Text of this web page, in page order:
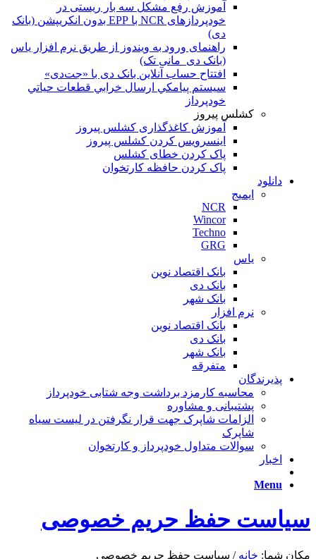
آموزش رفع مشکل سه بار ریستی در
خودپردازهای NCR با EPP بدون‌ انکریپشن (بانک
دی)
راهنمای ورود به ویندوز از طریق نرم افزار یاس
(بانک دی_مانی تک)
افتتاح حساب آنلاین بانک دی با «جت‌دی»
سيستم پيامكي ارسال خرابي قطعات حياتي
خودپرداز
کشلس پیروز
آموزش کاغذگذاری کشلس پیروز
اینسرویس کردن کشلس پیروز
پاک کردن خطای کشلس
پاک کردن حافظه کارتخوان
دانلود
ایمیج
NCR
Wincor
Techno
GRG
یاس
بانک اقتصاد نوین
بانک دی
بانک شهر
نرم افزار
بانک اقتصاد نوین
بانک دی
بانک شهر
متفرقه
پذیرندگان
محاسبه کارمزد برداشت وجه شتابی خودپرداز
پشتیبانی و مشاوره
الزامات شاپرک جهت قرار نگرفتن در لیست سیاه
شاپرک
سوالات متداول خودپرداز و کارتخوان
اخبار
Menu
سیاست حفظ حریم خصوصی
مکان شما: خانه / سیاست حفظ حریم خصوصی